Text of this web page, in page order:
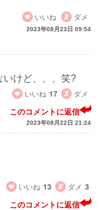
いいね
ダメ
2023年08月23日 09:54
いけど、、、笑?
いいね 17 ダメ
このコメントに返信
2023年08月22日 21:24
いいね 13 ダメ 3
このコメントに返信